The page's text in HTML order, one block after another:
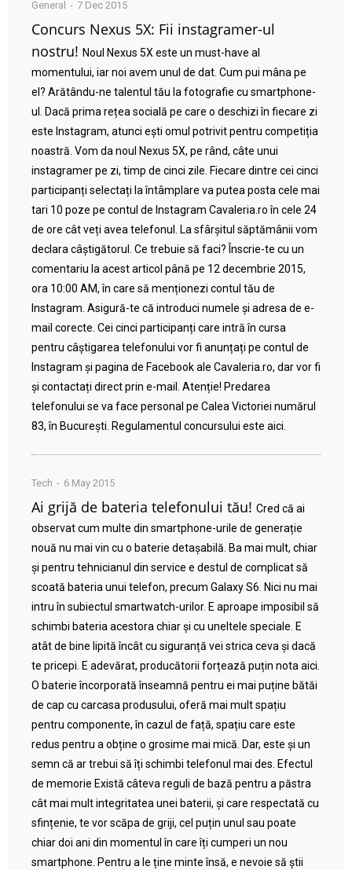
General 7 Dec 2015
Concurs Nexus 5X: Fii instagramer-ul
nostru! Noul Nexus 5X este un must-have al
momentului, iar noi avem unul de dat. Cum pui mâna pe
el? Arătându-ne talentul tău la fotografie cu smartphone-
ul. Dacă prima rețea socială pe care o deschizi în fiecare zi
este Instagram, atunci ești omul potrivit pentru competiția
noastră. Vom da noul Nexus 5X, pe rând, câte unui
instagramer pe zi, timp de cinci zile. Fiecare dintre cei cinci
participanți selectați la întâmplare va putea posta cele mai
tari 10 poze pe contul de Instagram Cavaleria.ro în cele 24
de ore cât veți avea telefonul. La sfârșitul săptămânii vom
declara câștigătorul. Ce trebuie să faci? Înscrie-te cu un
comentariu la acest articol până pe 12 decembrie 2015,
ora 10:00 AM, în care să menționezi contul tău de
Instagram. Asigură-te că introduci numele și adresa de e-
mail corecte. Cei cinci participanți care intră în cursa
pentru câștigarea telefonului vor fi anunțați pe contul de
Instagram și pagina de Facebook ale Cavaleria.ro, dar vor fi
și contactați direct prin e-mail. Atenție! Predarea
telefonului se va face personal pe Calea Victoriei numărul
83, în București. Regulamentul concursului este aici.
Tech 6 May 2015
Ai grijă de bateria telefonului tău! Cred că ai
observat cum multe din smartphone-urile de generație
nouă nu mai vin cu o baterie detașabilă. Ba mai mult, chiar
și pentru tehnicianul din service e destul de complicat să
scoată bateria unui telefon, precum Galaxy S6. Nici nu mai
intru în subiectul smartwatch-urilor. E aproape imposibil să
schimbi bateria acestora chiar și cu uneltele speciale. E
atât de bine lipită încât cu siguranță vei strica ceva și dacă
te pricepi. E adevărat, producătorii forțează puțin nota aici.
O baterie încorporată înseamnă pentru ei mai puține bătăi
de cap cu carcasa produsului, oferă mai mult spațiu
pentru componente, în cazul de față, spațiu care este
redus pentru a obține o grosime mai mică. Dar, este și un
semn că ar trebui să îți schimbi telefonul mai des. Efectul
de memorie Există câteva reguli de bază pentru a păstra
cât mai mult integritatea unei baterii, și care respectată cu
sfințenie, te vor scăpa de griji, cel puțin unul sau poate
chiar doi ani din momentul în care îți cumperi un nou
smartphone. Pentru a le ține minte însă, e nevoie să știi